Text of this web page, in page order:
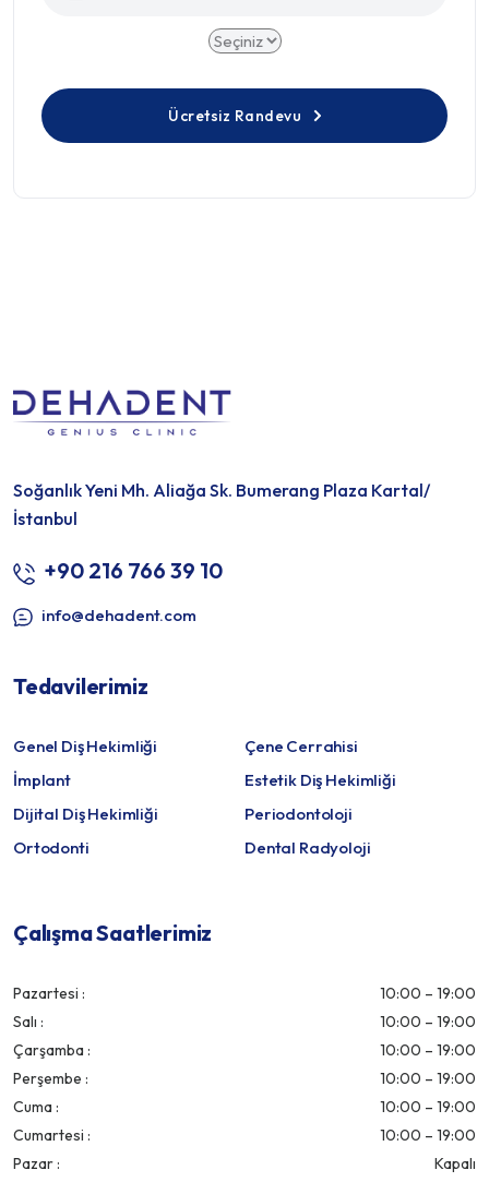
Ücretsiz Randevu
Soğanlık Yeni Mh. Aliağa Sk. Bumerang Plaza Kartal/
İstanbul
+90 216 766 39 10
info@dehadent.com
Tedavilerimiz
Genel Diş Hekimliği
Çene Cerrahisi
İmplant
Estetik Diş Hekimliği
Dijital Diş Hekimliği
Periodontoloji
Ortodonti
Dental Radyoloji
Çalışma Saatlerimiz
Pazartesi :
10:00 – 19:00
Salı :
10:00 – 19:00
Çarşamba :
10:00 – 19:00
Perşembe :
10:00 – 19:00
Cuma :
10:00 – 19:00
Cumartesi :
10:00 – 19:00
Pazar :
Kapalı